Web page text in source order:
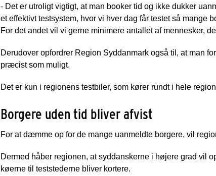
- Det er utroligt vigtigt, at man booker tid og ikke dukker
et effektivt testsystem, hvor vi hver dag får testet så mange
For det andet vil vi gerne minimere antallet af mennesker,
Derudover opfordrer Region Syddanmark også til, at man
præcist som muligt.
Det er kun i regionens testbiler, som kører rundt i hele
Borgere uden tid bliver afvist
For at dæmme op for de mange uanmeldte borgere, vil
Dermed håber regionen, at syddanskerne i højere grad vil
køerne til teststederne bliver kortere.